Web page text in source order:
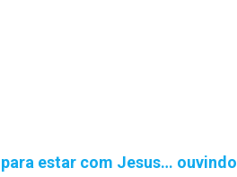
estar com Jesus… ouvindo